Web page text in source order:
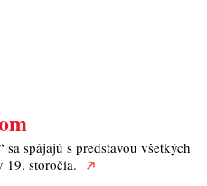
spájajú s predstavou všetkých
19. storočia.